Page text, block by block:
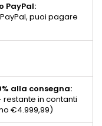
PayPal:
puoi pagare
alla consegna:
in contanti
€4.999,99)